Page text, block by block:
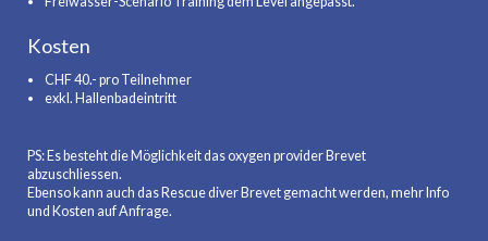
Kosten
CHF 40.- pro Teilnehmer
exkl. Hallenbadeintritt
PS: Es besteht die Möglichkeit das oxygen provider Brevet
abzuschliessen.
Ebenso kann auch das Rescue diver Brevet gemacht werden, mehr Info
und Kosten auf Anfrage.